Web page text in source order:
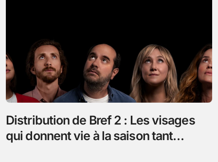
Distribution de Bref 2 : Les visages
qui donnent vie à la saison tant